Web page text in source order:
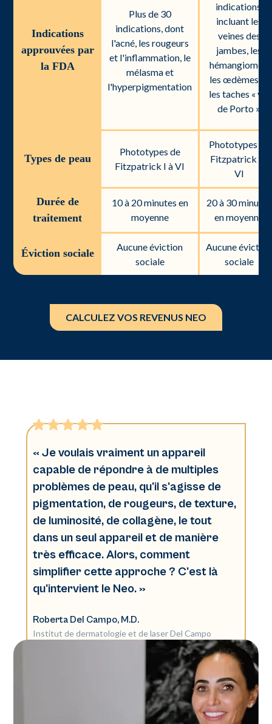
Indications
approuvées par
la FDA
Plus de 30
indications, dont
l'acné, les rougeurs
et l'inflammation, le
mélasma et
l'hyperpigmentation
indications,
incluant les
veines des
jambes, les
hémangiomes,
les œdèmes et
les taches « vin
de Porto »
Types de peau
Phototypes de
Fitzpatrick I à VI
Phototypes de
Fitzpatrick I à
VI
Durée de
traitement
10 à 20 minutes en
moyenne
20 à 30 minutes
en moyenne
Éviction sociale
Aucune éviction
sociale
Aucune éviction
sociale
CALCULEZ VOS REVENUS NEO
« Je voulais vraiment un appareil
capable de répondre à de multiples
problèmes de peau, qu'il s'agisse de
pigmentation, de rougeurs, de texture,
de luminosité, de collagène, le tout
dans un seul appareil et de manière
très efficace. Alors, comment
simplifier cette approche ? C'est là
qu'intervient le Neo. »
Roberta Del Campo, M.D.
Institut de dermatologie et de laser Del Campo